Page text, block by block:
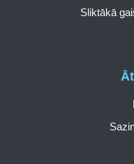
Sliktākā